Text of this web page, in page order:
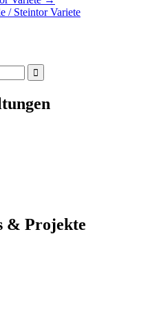
/ Steintor Variete
& Projekte